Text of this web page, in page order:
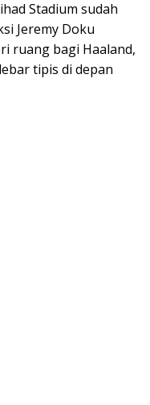
Stadium sudah
Jeremy Doku
ruang bagi Haaland,
tipis di depan